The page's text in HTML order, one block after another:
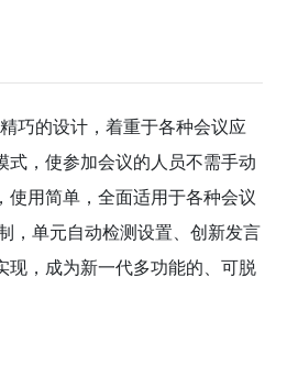
巧的设计，着重于各种会议应
式，使参加会议的人员不需手动
使用简单，全面适用于各种会议
，单元自动检测设置、创新发言
现，成为新一代多功能的、可脱